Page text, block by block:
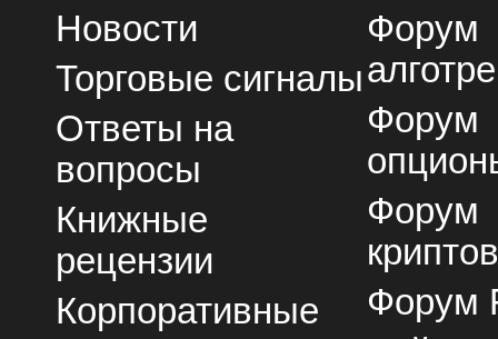
Новости
Торговые сигналы
Ответы на
вопросы
Книжные
рецензии
Корпоративные
Форум
Форум
Форум
Форум